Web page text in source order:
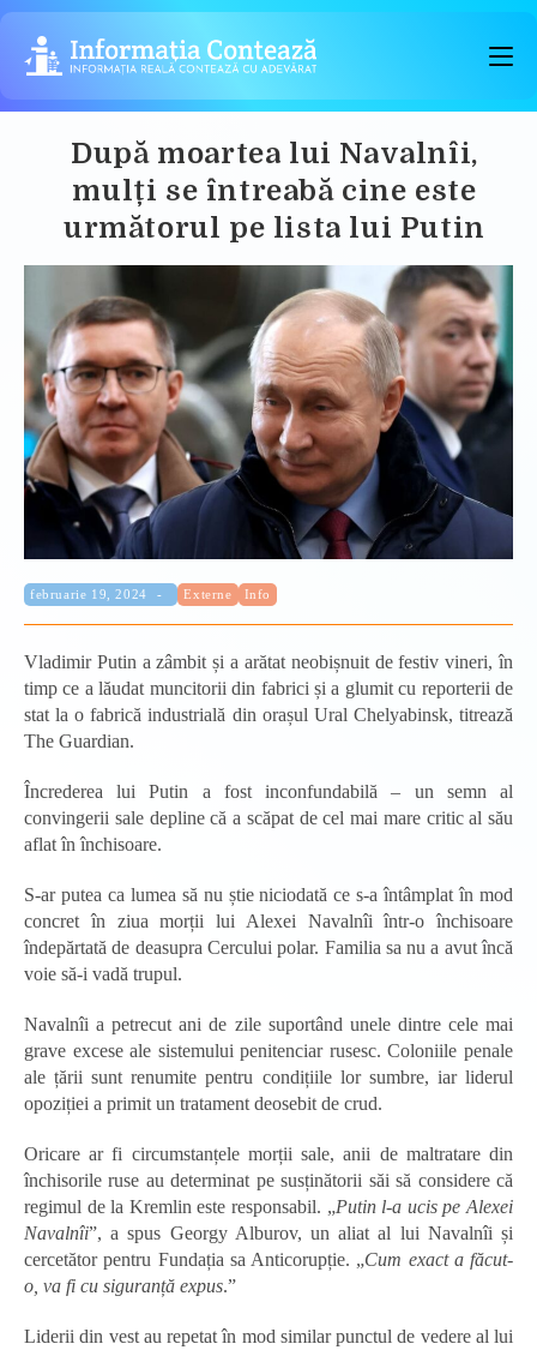
Skip
content
După moartea lui Navalnîi,
mulți se întreabă cine este
următorul pe lista lui Putin
Publicat:
februarie 19, 2024 Categorie:
Externe Info
Vladimir Putin a zâmbit și a arătat neobișnuit de festiv vineri, în
timp ce a lăudat muncitorii din fabrici și a glumit cu reporterii de
stat la o fabrică industrială din orașul Ural Chelyabinsk, titrează
The Guardian.
Încrederea lui Putin a fost inconfundabilă – un semn al
convingerii sale depline că a scăpat de cel mai mare critic al său
aflat în închisoare.
S-ar putea ca lumea să nu știe niciodată ce s-a întâmplat în mod
concret în ziua morții lui Alexei Navalnîi într-o închisoare
îndepărtată de deasupra Cercului polar. Familia sa nu a avut încă
voie să-i vadă trupul.
Navalnîi a petrecut ani de zile suportând unele dintre cele mai
grave excese ale sistemului penitenciar rusesc. Coloniile penale
ale țării sunt renumite pentru condițiile lor sumbre, iar liderul
opoziției a primit un tratament deosebit de crud.
Oricare ar fi circumstanțele morții sale, anii de maltratare din
închisorile ruse au determinat pe susținătorii săi să considere că
regimul de la Kremlin este responsabil. „Putin l-a ucis pe Alexei
Navalnîi”, a spus Georgy Alburov, un aliat al lui Navalnîi și
cercetător pentru Fundația sa Anticorupție. „Cum exact a făcut-
o, va fi cu siguranță expus.”
Liderii din vest au repetat în mod similar punctul de vedere al lui